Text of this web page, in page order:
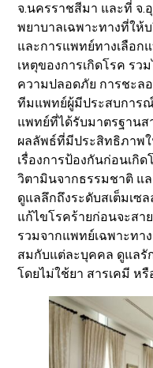
จ.นครราชสีมา และที่ จ.
พยาบาลเฉพาะทางที่ให้
และการแพทย์ทางเลือก
เหตุของการเกิดโรค รว
ความปลอดภัย การชะล
ทีมแพทย์ผู้มีประสบการ
แพทย์ที่ได้รับมาตรฐานส
ผลลัพธ์ที่มีประสิทธิภาพ
เรื่องการป้องกันก่อนเกิ
วิตามินจากธรรมชาติ แ
ดูแลลึกถึงระดับสเต็มเซ
แก้ไขโรคร้ายก่อนจะสา
รวมจากแพทย์เฉพาะทา
สมกับแต่ละบุคคล ดูแลรั
โดยไม่ใช้ยา สารเคมี ห